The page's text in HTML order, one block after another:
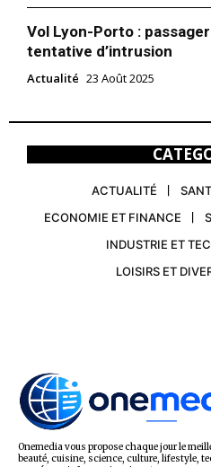
Vol Lyon-Porto :
tentative d’intrusion
Actualité 23 Août 2025
ACTUALITÉ
ECONOMIE ET FINANCE
INDUSTRIE ET
LOISIRS ET
Onemedia vous propose chaque jour le
beauté, cuisine, science, culture, lifestyle,